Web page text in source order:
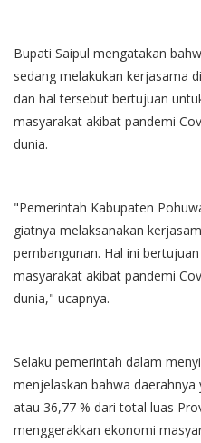
Bupati Saipul mengatakan
sedang melakukan kerjasama
dan hal tersebut bertujuan
masyarakat akibat pandemi
dunia.
"Pemerintah Kabupaten
giatnya melaksanakan
pembangunan. Hal ini
masyarakat akibat pandemi
dunia," ucapnya.
Selaku pemerintah dalam
menjelaskan bahwa
atau 36,77 % dari total luas
menggerakkan ekonomi